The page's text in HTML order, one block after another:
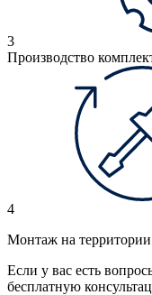
3
Производство
4
Монтаж на территории
Если у вас есть
бесплатную